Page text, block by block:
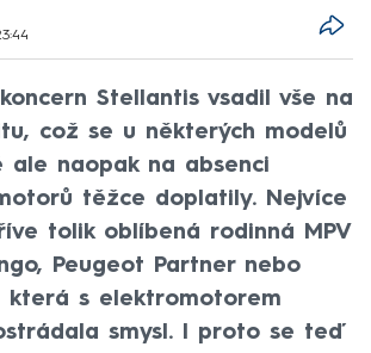
Stellantis vsadil vše na
což se u některých modelů
ale naopak na absenci
těžce doplatily. Nejvíce
tolik oblíbená rodinná MPV
Peugeot Partner nebo
která s elektromotorem
smysl. I proto se teď